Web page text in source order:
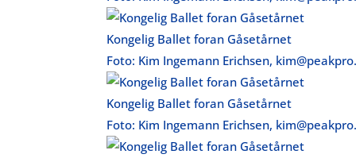
Kongelig Ballet foran Gåsetårnet
Foto: Kim Ingemann Erichsen,
Kongelig Ballet foran Gåsetårnet
Foto: Kim Ingemann Erichsen,